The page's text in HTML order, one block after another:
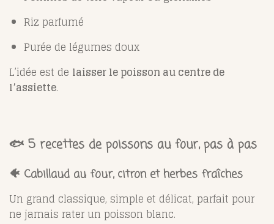
Riz parfumé
Purée de légumes doux
L’idée est de laisser le poisson au centre de
l’assiette.
🐟 5 recettes de poissons au four, pas à pas
🐠 Cabillaud au four, citron et herbes fraîches
Un grand classique, simple et délicat, parfait pour
ne jamais rater un poisson blanc.